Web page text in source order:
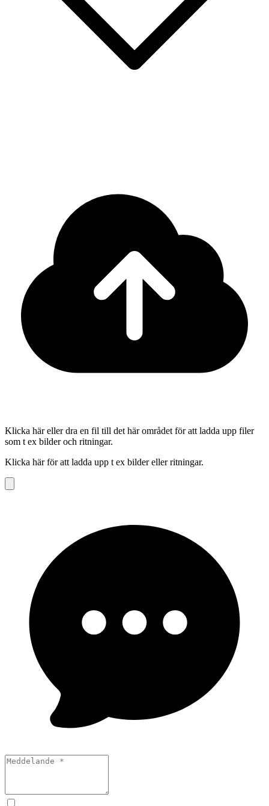
Klicka här eller dra en fil till det här området för att ladda upp filer
som t ex bilder och ritningar.
Klicka här för att ladda upp t ex bilder eller ritningar.